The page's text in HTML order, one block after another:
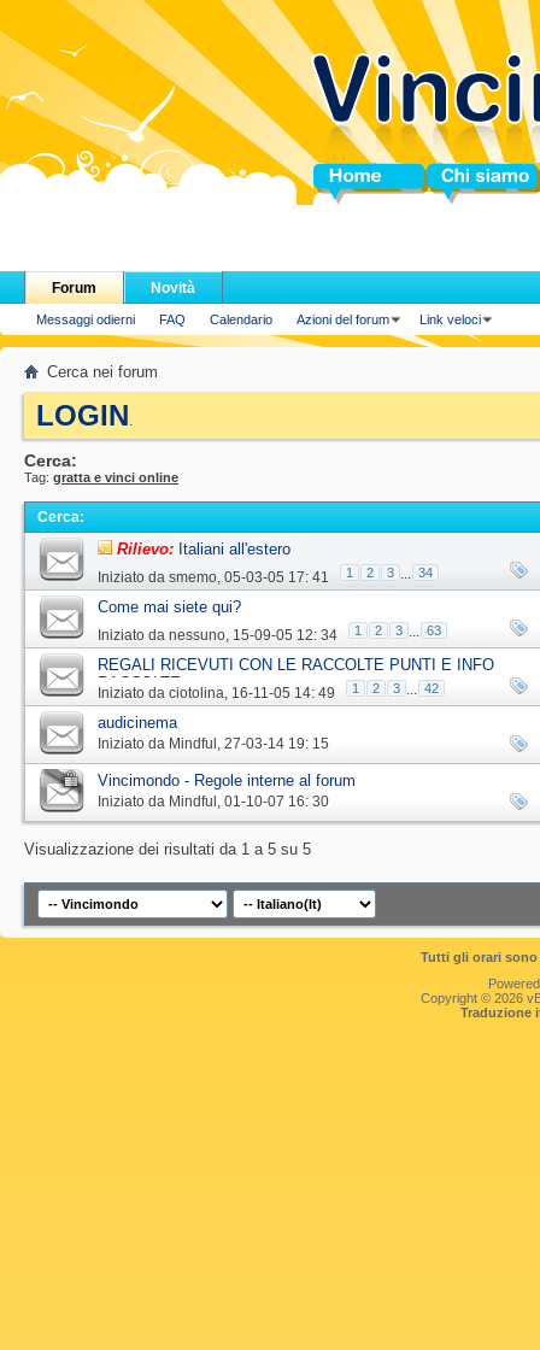
Home Chi siamo
Forum
Messaggi odierni FAQ Calendario Azioni del forum Link veloci
Novità
Cerca nei forum
LOGIN.
Cerca:
Tag: gratta e vinci online
Cerca:
Rilievo: Italiani all'estero
Iniziato da smemo‎, 05-03-05 17: 41 1 2 3 ... 34
Come mai siete qui?
Iniziato da nessuno‎, 15-09-05 12: 34 1 2 3 ... 63
REGALI RICEVUTI CON LE RACCOLTE PUNTI E INFO
RACCOLTE
Iniziato da ciotolina‎, 16-11-05 14: 49 1 2 3 ... 42
audicinema
Iniziato da Mindful ‎, 27-03-14 19: 15
Vincimondo - Regole interne al forum
Iniziato da Mindful ‎, 01-10-07 16: 30
Visualizzazione dei risultati da 1 a 5 su 5
Tutti gli orari
Copyright © 2026
Traduzione